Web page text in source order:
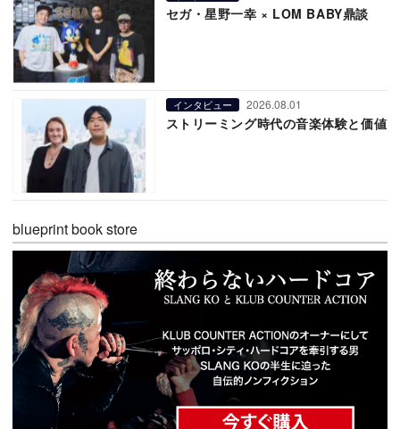
セガ・星野一幸 × LOM BABY鼎談
インタビュー 2026.08.01
ストリーミング時代の音楽体験と価値
blueprint book store